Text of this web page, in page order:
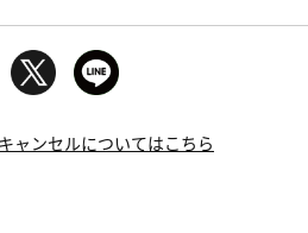
ャンセルについてはこちら